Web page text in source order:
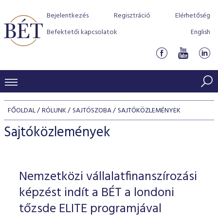
Bejelentkezés Regisztráció
Elérhetőség
Befektetői kapcsolatok
English
KERESKEDÉSI ADATOK
INDEXEK
Jelzáloglevél indexek
Vállalati kötvény indexek
Azonnali Piac
Részvények
Származékos piac
BEFEKTETŐK
Részvény szekció
Hitelpapír szekció
BÉT szabályzatok
Befektetővédelem
Alkalmazott díjstruktúra
Elszámolás
Részvény és vállalati kötvény tőzsdei bevezetését
program
BÉT Xtend - Részvénypiac egyszerűen
TŐZSDETAGOK
Tőzsdetagok, üzletkötők
VENDOROK
FŐOLDAL RÓLUNK SAJTÓSZOBA SAJTÓKÖZLEMÉNYEK
Sajtóközlemények
Nemzetközi vállalatfinanszírozási
képzést indít a BÉT a londoni
tőzsde ELITE programjával